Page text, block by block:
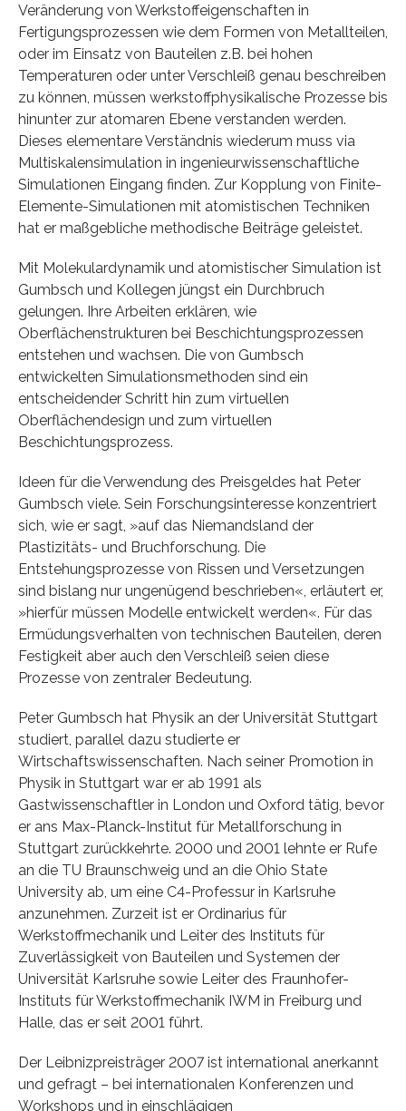
Veränderung von Werkstoffeigenschaften in
Fertigungsprozessen wie dem Formen von Metallteilen,
oder im Einsatz von Bauteilen z.B. bei hohen
Temperaturen oder unter Verschleiß genau beschreiben
zu können, müssen werkstoffphysikalische Prozesse bis
hinunter zur atomaren Ebene verstanden werden.
Dieses elementare Verständnis wiederum muss via
Multiskalensimulation in ingenieurwissenschaftliche
Simulationen Eingang finden. Zur Kopplung von Finite-
Elemente-Simulationen mit atomistischen Techniken
hat er maßgebliche methodische Beiträge geleistet.
Mit Molekulardynamik und atomistischer Simulation ist
Gumbsch und Kollegen jüngst ein Durchbruch
gelungen. Ihre Arbeiten erklären, wie
Oberflächenstrukturen bei Beschichtungsprozessen
entstehen und wachsen. Die von Gumbsch
entwickelten Simulationsmethoden sind ein
entscheidender Schritt hin zum virtuellen
Oberflächendesign und zum virtuellen
Beschichtungsprozess.
Ideen für die Verwendung des Preisgeldes hat Peter
Gumbsch viele. Sein Forschungsinteresse konzentriert
sich, wie er sagt, »auf das Niemandsland der
Plastizitäts- und Bruchforschung. Die
Entstehungsprozesse von Rissen und Versetzungen
sind bislang nur ungenügend beschrieben«, erläutert er,
»hierfür müssen Modelle entwickelt werden«. Für das
Ermüdungsverhalten von technischen Bauteilen, deren
Festigkeit aber auch den Verschleiß seien diese
Prozesse von zentraler Bedeutung.
Peter Gumbsch hat Physik an der Universität Stuttgart
studiert, parallel dazu studierte er
Wirtschaftswissenschaften. Nach seiner Promotion in
Physik in Stuttgart war er ab 1991 als
Gastwissenschaftler in London und Oxford tätig, bevor
er ans Max-Planck-Institut für Metallforschung in
Stuttgart zurückkehrte. 2000 und 2001 lehnte er Rufe
an die TU Braunschweig und an die Ohio State
University ab, um eine C4-Professur in Karlsruhe
anzunehmen. Zurzeit ist er Ordinarius für
Werkstoffmechanik und Leiter des Instituts für
Zuverlässigkeit von Bauteilen und Systemen der
Universität Karlsruhe sowie Leiter des Fraunhofer-
Instituts für Werkstoffmechanik IWM in Freiburg und
Halle, das er seit 2001 führt.
Der Leibnizpreisträger 2007 ist international anerkannt
und gefragt – bei internationalen Konferenzen und
Workshops und in einschlägigen